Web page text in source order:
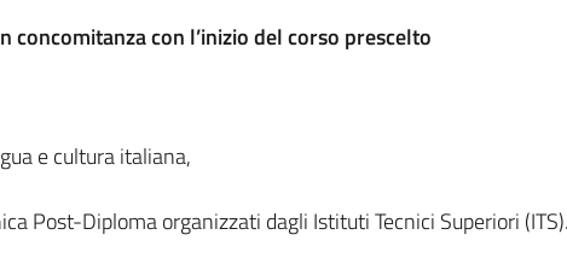
concomitanza con l’inizio del corso prescelto
e cultura italiana,
Post-Diploma organizzati dagli Istituti Tecnici Superiori (ITS).